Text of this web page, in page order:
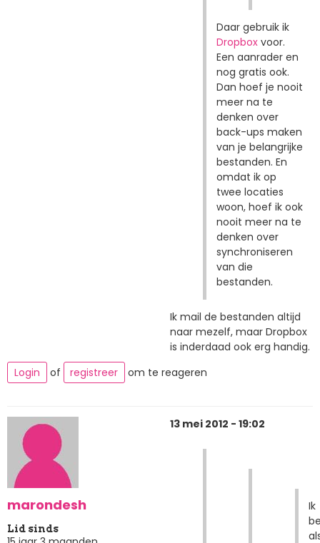
Daar gebruik ik
Dropboxvoor.
Een aanrader en
nog gratis ook.
Dan hoef je nooit
meer na te
denken over
back-ups maken
van je belangrijke
bestanden. En
omdat ik op
twee locaties
woon, hoef ik ook
nooit meer na te
denken over
synchroniseren
van die
bestanden.
Ik mail de bestanden altijd
naar mezelf, maar Dropbox
is inderdaad ook erg handig.
Login
of registreer om te reageren
marondesh
Lid sinds
13 mei 2012 - 19:02
Ik